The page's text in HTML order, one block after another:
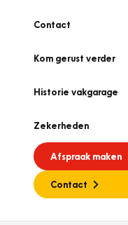
Contact
Kom gerust verder
Historie vakgarage
Zekerheden
Afspraak maken
Contact